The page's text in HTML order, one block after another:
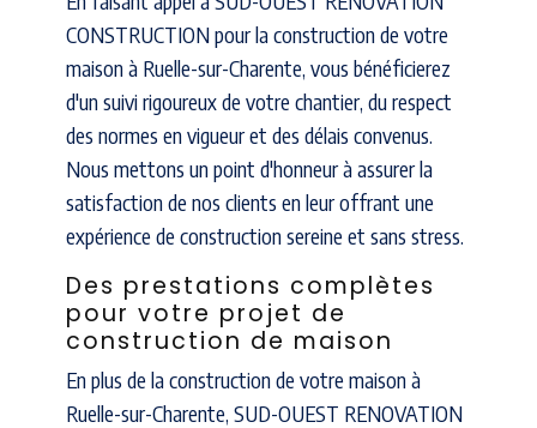
CONSTRUCTION pour la construction de votre
maison à Ruelle-sur-Charente, vous bénéficierez
d'un suivi rigoureux de votre chantier, du respect
des normes en vigueur et des délais convenus.
Nous mettons un point d'honneur à assurer la
satisfaction de nos clients en leur offrant une
expérience de construction sereine et sans stress.
Des prestations complètes
pour votre projet de
construction de maison
En plus de la construction de votre maison à
Ruelle-sur-Charente, SUD-OUEST RENOVATION